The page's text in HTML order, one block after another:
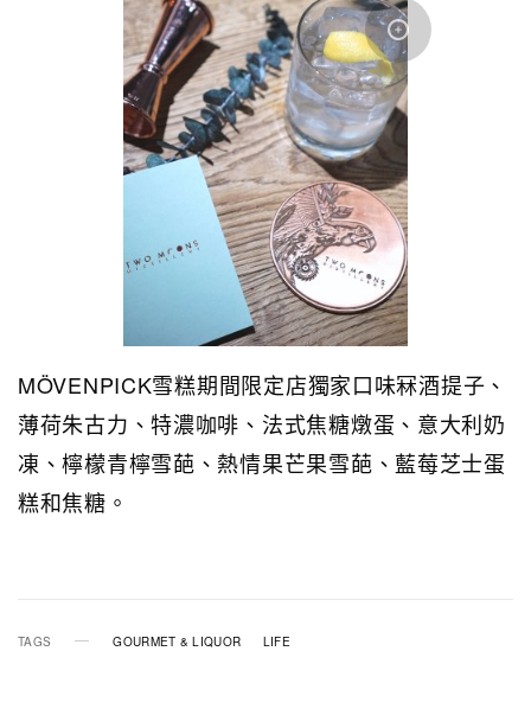
MÖVENPICK雪糕期間限定店獨家口味冧酒提子、
薄荷朱古力、特濃咖啡、法式焦糖燉蛋、意大利奶
凍、檸檬青檸雪葩、熱情果芒果雪葩、藍莓芝士蛋
糕和焦糖。
TAGS GOURMET & LIQUOR LIFE